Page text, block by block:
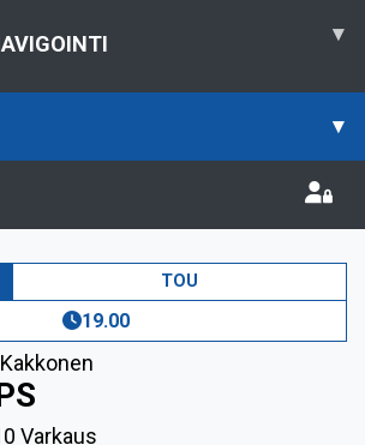
▾
▾
TOU
19.00
Varkaus